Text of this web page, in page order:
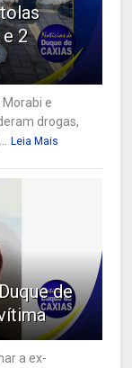
2
e
drogas,
Leia Mais
de
a ex-